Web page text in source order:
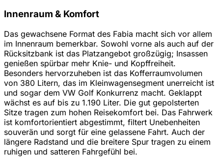
Innenraum & Komfort
Das gewachsene Format des Fabia macht sich vor allem
im Innenraum bemerkbar. Sowohl vorne als auch auf der
Rücksitzbank ist das Platzangebot großzügig; Insassen
genießen spürbar mehr Knie- und Kopffreiheit.
Besonders hervorzuheben ist das Kofferraumvolumen
von 380 Litern, das im Kleinwagensegment unerreicht ist
und sogar dem VW Golf Konkurrenz macht. Geklappt
wächst es auf bis zu 1.190 Liter. Die gut gepolsterten
Sitze tragen zum hohen Reisekomfort bei. Das Fahrwerk
ist komfortorientiert abgestimmt, filtert Unebenheiten
souverän und sorgt für eine gelassene Fahrt. Auch der
längere Radstand und die breitere Spur tragen zu einem
ruhigen und satteren Fahrgefühl bei.